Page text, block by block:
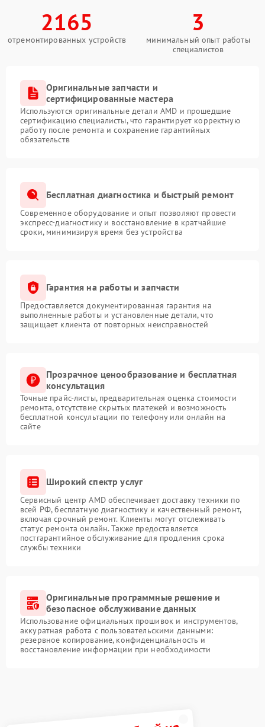
2165
отремонтированных устройств
3
минимальный опыт работы
специалистов
Оригинальные запчасти и
сертифицированные мастера
Используются оригинальные детали AMD и прошедшие
сертификацию специалисты, что гарантирует корректную
работу после ремонта и сохранение гарантийных
обязательств
Бесплатная диагностика и быстрый ремонт
Современное оборудование и опыт позволяют провести
экспресс-диагностику и восстановление в кратчайшие
сроки, минимизируя время без устройства
Гарантия на работы и запчасти
Предоставляется документированная гарантия на
выполненные работы и установленные детали, что
защищает клиента от повторных неисправностей
Прозрачное ценообразование и бесплатная
консультация
Точные прайс-листы, предварительная оценка стоимости
ремонта, отсутствие скрытых платежей и возможность
бесплатной консультации по телефону или онлайн на
сайте
Широкий спектр услуг
Сервисный центр AMD обеспечивает доставку техники по
всей РФ, бесплатную диагностику и качественный ремонт,
включая срочный ремонт. Клиенты могут отслеживать
статус ремонта онлайн. Также предоставляется
постгарантийное обслуживание для продления срока
службы техники
Оригинальные программные решение и
безопасное обслуживание данных
Использование официальных прошивок и инструментов,
аккуратная работа с пользовательскими данными:
резервное копирование, конфиденциальность и
восстановление информации при необходимости